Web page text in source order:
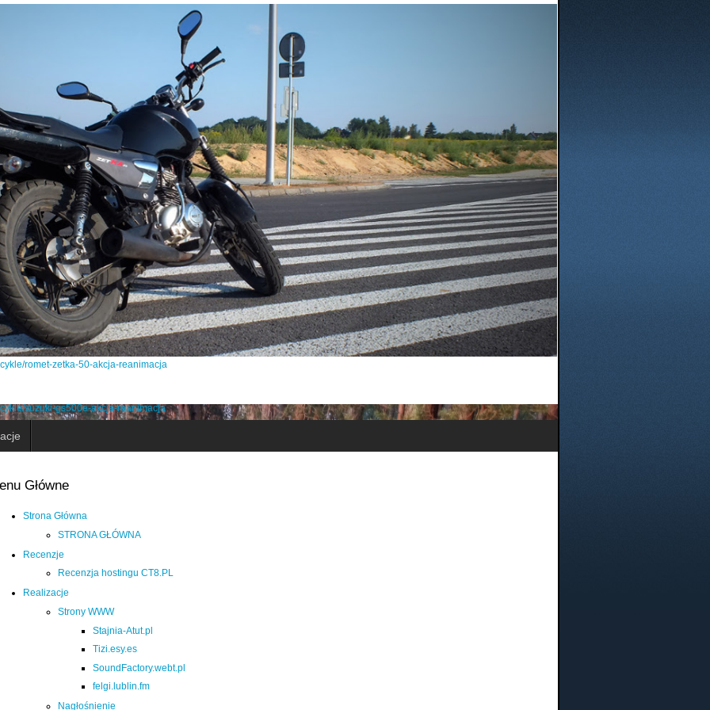
romet-zetka-50-akcja-reanimacja
suzuki-gs500e-akcja-reanimacja
Główne
Strona Główna
STRONA GŁÓWNA
Recenzje
Recenzja hostingu CT8.PL
Realizacje
Strony WWW
Stajnia-Atut.pl
Tizi.esy.es
SoundFactory.webt.pl
felgi.lublin.fm
Nagłośnienie